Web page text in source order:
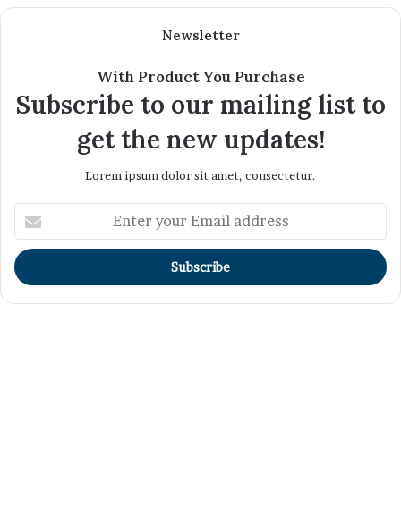
Newsletter
With Product You Purchase
Subscribe to our mailing list to
get the new updates!
Lorem ipsum dolor sit amet, consectetur.
your
Email
address